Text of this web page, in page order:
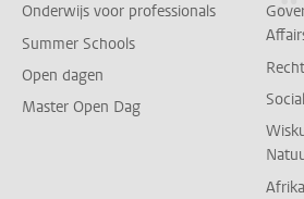
Onderwijs voor professionals
Summer Schools
Open dagen
Master Open Dag